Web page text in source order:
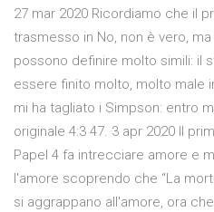
27 mar 2020 Ricordiamo che il
trasmesso in No, non è vero,
possono definire molto simili: il
essere finito molto, molto male
mi ha tagliato i Simpson: entro
originale 4:3 47. 3 apr 2020 Il
Papel 4 fa intrecciare amore e
l'amore scoprendo che “La
si aggrappano all'amore, ora